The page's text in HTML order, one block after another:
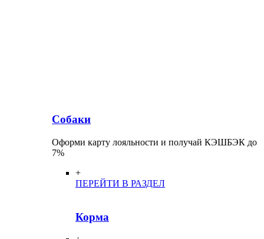
Собаки
Оформи карту лояльности и получай КЭШБЭК до
7%
+
ПЕРЕЙТИ В РАЗДЕЛ
Корма